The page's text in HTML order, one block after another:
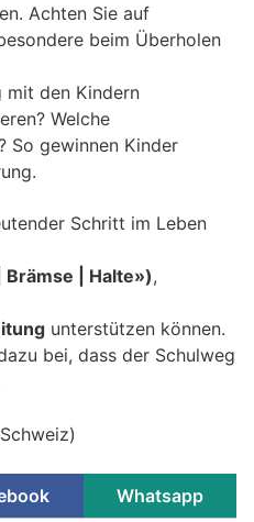
Achten Sie auf
beim Überholen
mit den Kindern
Welche
So gewinnen Kinder
Schritt im Leben
| Halte»),
unterstützen können.
bei, dass der Schulweg
Whatsapp